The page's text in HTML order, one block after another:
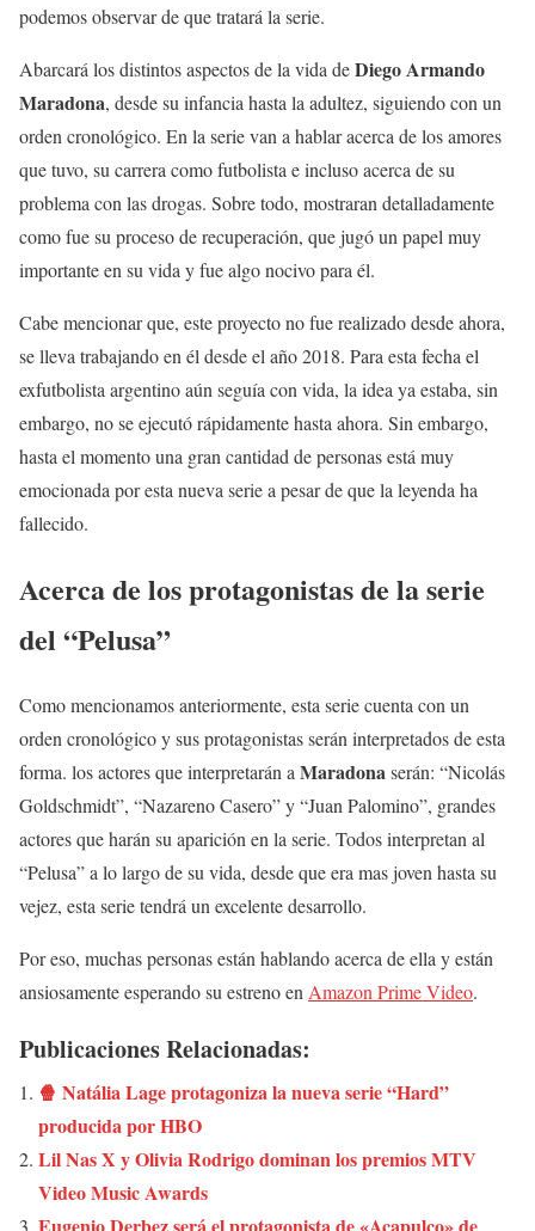
podemos observar de que tratará la serie.
Abarcará los distintos aspectos de la vida deDiego Armando
Maradona, desde su infancia hasta la adultez, siguiendo con un
orden cronológico. En la serie van a hablar acerca de los amores
que tuvo, su carrera como futbolista e incluso acerca de su
problema con las drogas. Sobre todo, mostraran detalladamente
como fue su proceso de recuperación, que jugó un papel muy
importante en su vida y fue algo nocivo para él.
Cabe mencionar que, este proyecto no fue realizado desde ahora,
se lleva trabajando en él desde el año 2018. Para esta fecha el
exfutbolista argentino aún seguía con vida, la idea ya estaba, sin
embargo, no se ejecutó rápidamente hasta ahora. Sin embargo,
hasta el momento una gran cantidad de personas está muy
emocionada por esta nueva serie a pesar de que la leyenda ha
fallecido.
Acerca de los protagonistas de la serie
del “Pelusa”
Como mencionamos anteriormente, esta serie cuenta con un
orden cronológico y sus protagonistas serán interpretados de esta
forma. los actores que interpretarán a Maradonaserán: “Nicolás
Goldschmidt”, “Nazareno Casero” y “Juan Palomino”, grandes
actores que harán su aparición en la serie. Todos interpretan al
“Pelusa” a lo largo de su vida, desde que era mas joven hasta su
vejez, esta serie tendrá un excelente desarrollo.
Por eso, muchas personas están hablando acerca de ella y están
ansiosamente esperando su estreno en Amazon Prime Video.
Publicaciones Relacionadas:
🍿 Natália Lage protagoniza la nueva serie “Hard”
producida por HBO
Lil Nas X y Olivia Rodrigo dominan los premios MTV
Video Music Awards
Eugenio Derbez será el protagonista de «Acapulco» de